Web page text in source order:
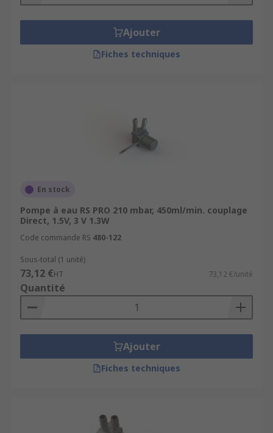
Ajouter
Fiches techniques
En stock
Pompe à eau RS PRO 210 mbar, 450ml/min. couplage
Direct, 1.5V, 3 V 1.3W
Code commande RS 480-122
Sous-total (1 unité)
73,12 €HT 73,12 €/unité
Quantité
Ajouter
Fiches techniques